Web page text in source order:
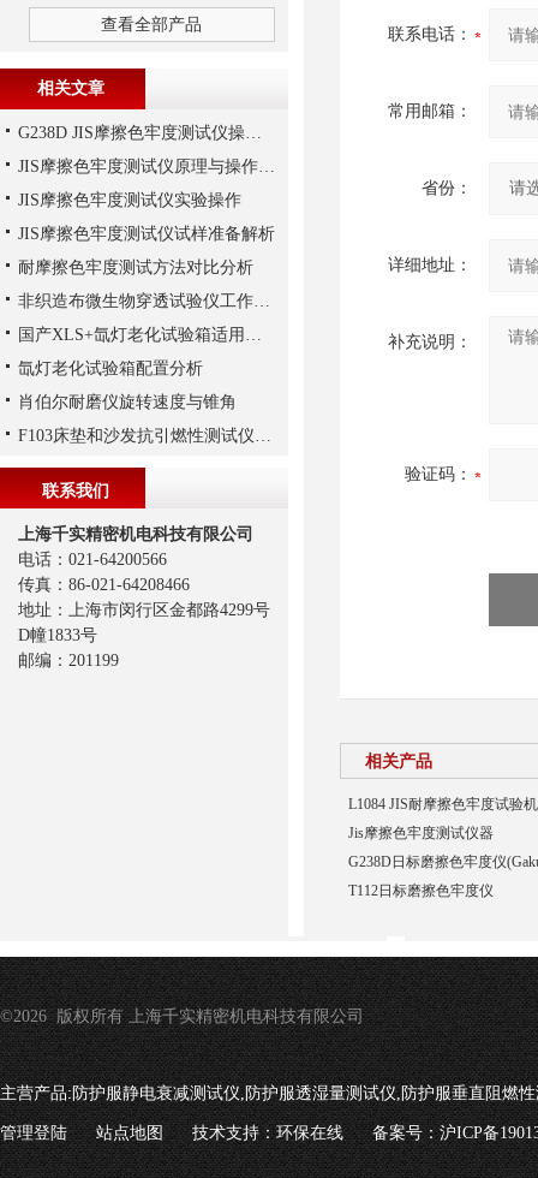
联系电话：
常用邮箱：
省份：
详细地址：
补充说明：
验证码：
相关产品
L1084 JIS耐摩擦色牢度试验机
Jis摩擦色牢度测试仪器
G238D日标磨擦色牢度仪
T112日标磨擦色牢度仪
查看全部产品
相关文章
G238D JIS摩擦色牢度测试仪操作步骤
JIS摩擦色牢度测试仪原理与操作步骤
JIS摩擦色牢度测试仪实验操作
JIS摩擦色牢度测试仪试样准备解析
耐摩擦色牢度测试方法对比分析
非织造布微生物穿透试验仪工作原理
国产XLS+氙灯老化试验箱适用标准和主要参数
氙灯老化试验箱配置分析
肖伯尔耐磨仪旋转速度与锥角
F103床垫和沙发抗引燃性测试仪操作步骤
联系我们
上海千实精密机电科技有限公司
电话：021-64200566
传真：86-021-64208466
地址：上海市闵行区金都路4299号
D幢1833号
邮编：201199
©2026 版权所有 上海千实精密机电科技有限公司
主营产品:防护服静电衰减测试仪,防护服透湿量测试仪,防护服垂直阻燃
管理登陆 站点地图 技术支持：环保在线 备案号：沪ICP备